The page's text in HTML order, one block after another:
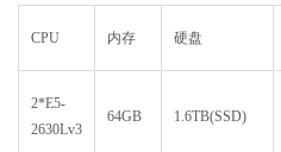
CPU 内存 硬盘
2*E5-
2630Lv3
64GB 1.6TB(SSD)